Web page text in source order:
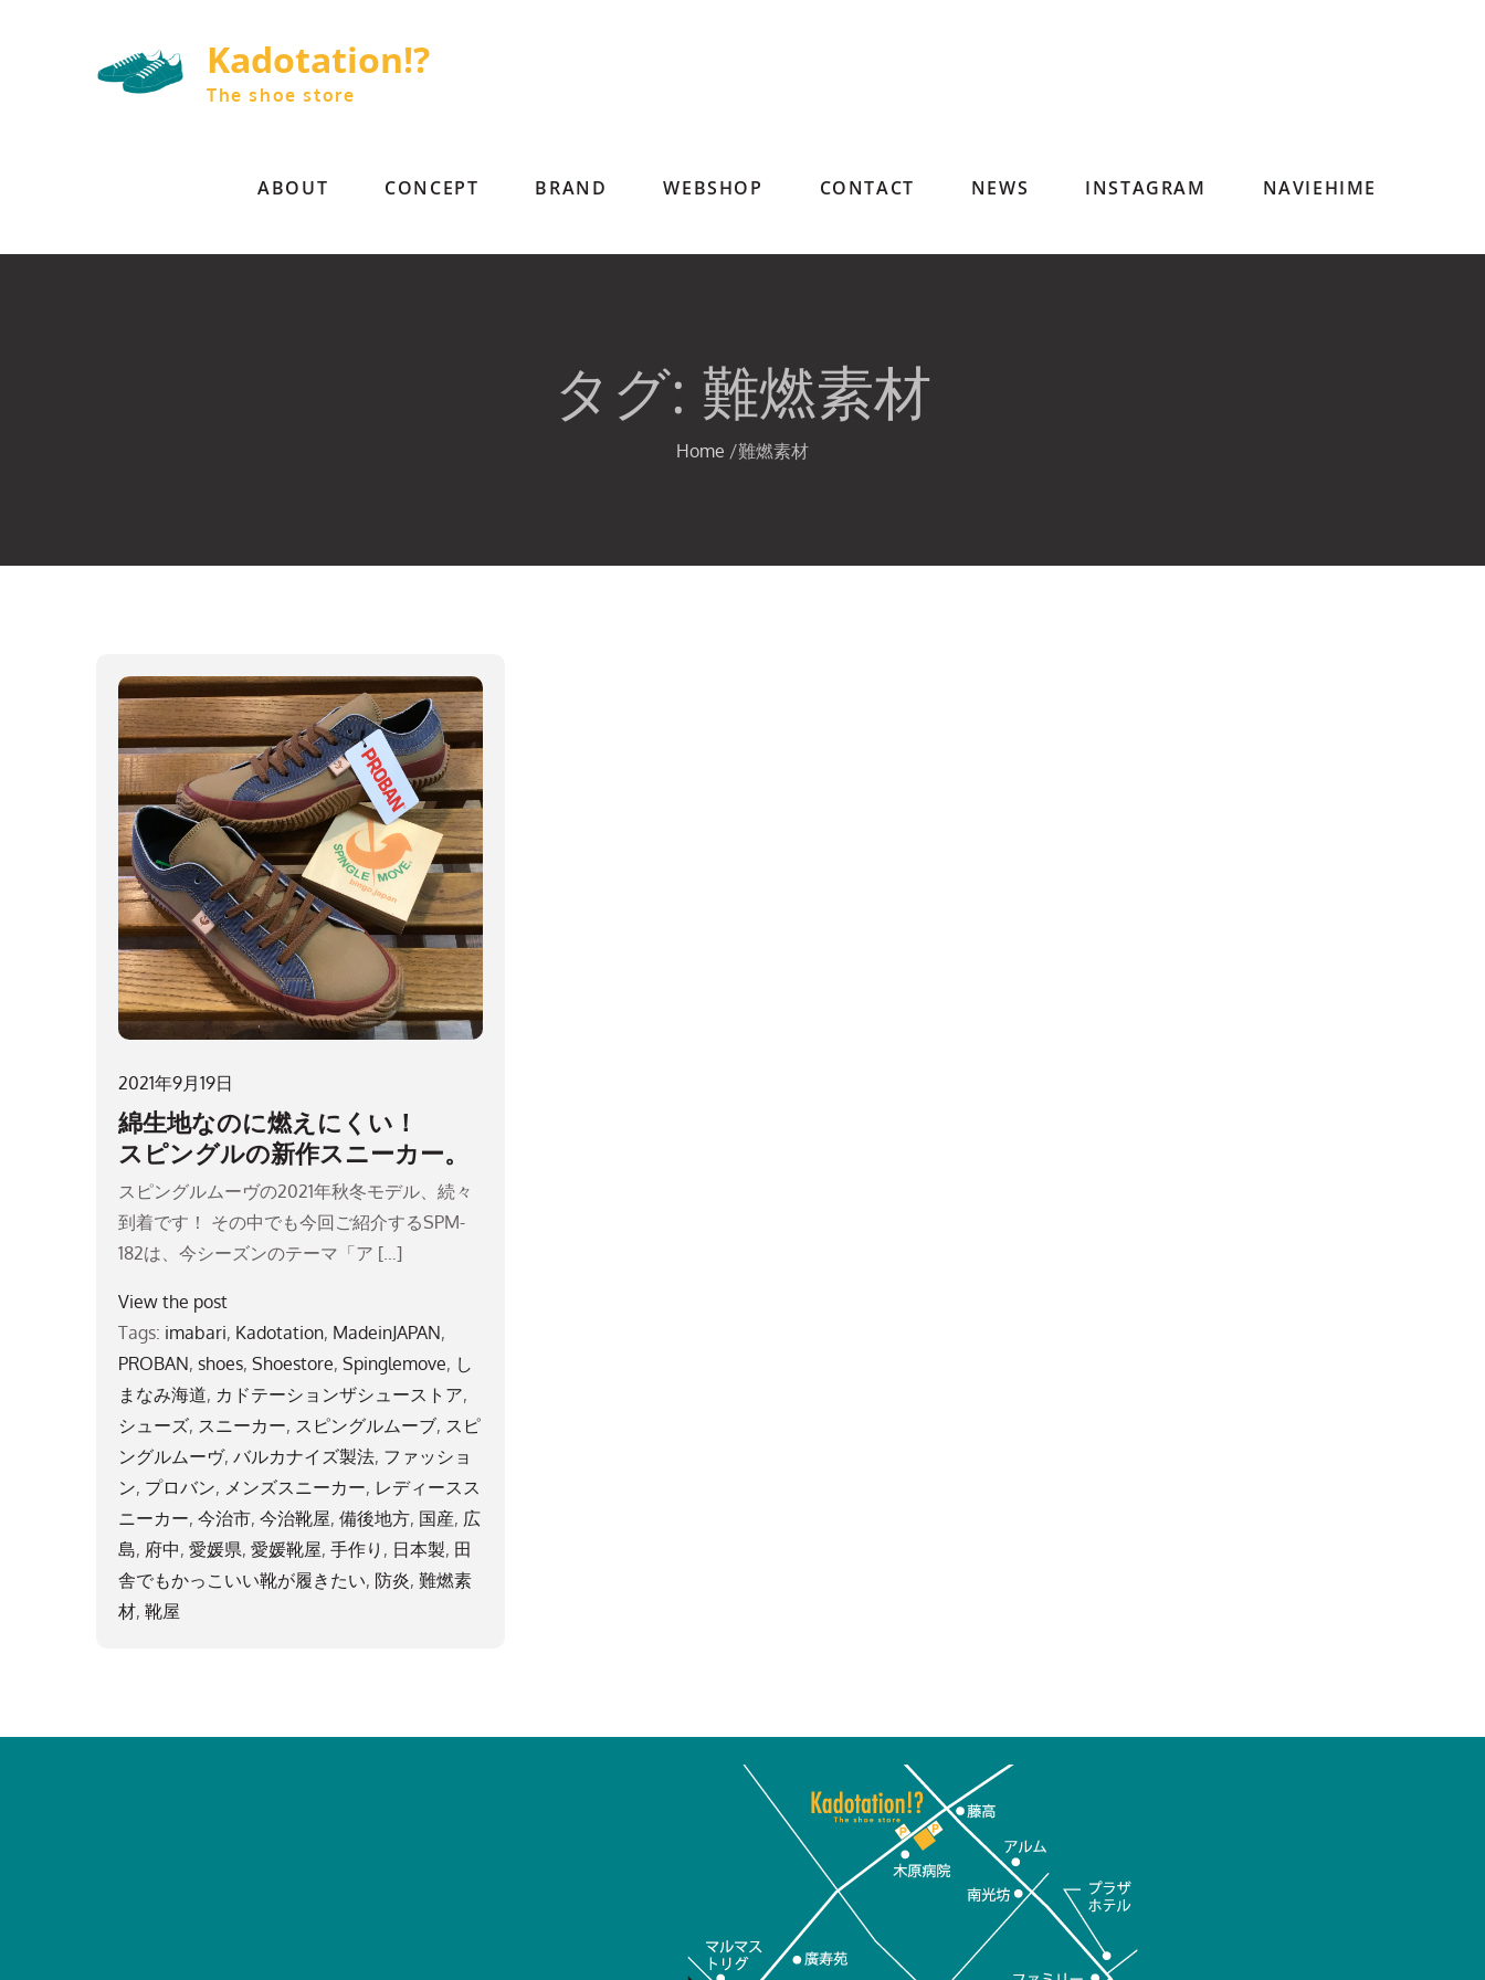
Kadotation!?
The shoe store
ABOUT CONCEPT BRAND WEBSHOP CONTACT NEWS INSTAGRAM NAVIEHIME
タグ: 難燃素材
Home 難燃素材
2021年9月19日
綿生地なのに燃えにくい！
スピングルの新作スニーカー。
スピングルムーヴの2021年秋冬モデル、続々
到着です！ その中でも今回ご紹介するSPM-
182は、今シーズンのテーマ「ア […]
View the post
Tags: imabari, Kadotation, MadeinJAPAN,
PROBAN, shoes, Shoestore, Spinglemove, し
まなみ海道, カドテーションザシューストア,
シューズ, スニーカー, スピングルムーブ, スピ
ングルムーヴ, バルカナイズ製法, ファッショ
ン, プロバン, メンズスニーカー, レディースス
ニーカー, 今治市, 今治靴屋, 備後地方, 国産, 広
島, 府中, 愛媛県, 愛媛靴屋, 手作り , 日本製, 田
舎でもかっこいい靴が履きたい, 防炎, 難燃素
材, 靴屋